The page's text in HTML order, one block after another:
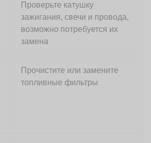
Проверьте катушку
зажигания, свечи и провода,
возможно потребуется их
замена
Прочистите или замените
топливные фильтры